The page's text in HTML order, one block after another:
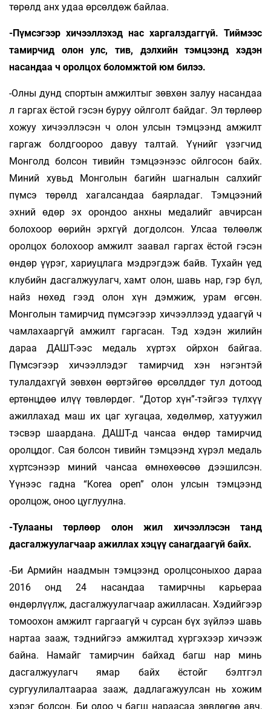
төрөлд анх удаа өрсөлдөж байлаа.
-Пүмсэгээр хичээллэхэд нас харгалз­даггүй. Тиймээс
тамирчид олон улс, тив, дэлхийн тэмцээнд хэдэн
насандаа ч орол­цох боломжтой юм билээ.
-Олны дунд спортын амжилтыг зөвхөн залуу насандаа
л гаргах ёстой гэсэн буруу ойлголт байдаг. Эл төрлөөр
хожуу хичээллэсэн ч олон улсын тэмцээнд амжилт
гаргаж болдгоороо давуу талтай. Үүнийг үзэгчид
Монголд болсон тивийн тэмцээнээс ойлгосон байх.
Миний хувьд Монголын багийн шагналын салхийг
пүмсэ төрөлд хагалсандаа баярладаг. Тэмцээний
эхний өдөр эх орондоо анхны медалийг авчирсан
болохоор өөрийн эрхгүй догдолсон. Улсаа төлөөлж
оролцох болохоор амжилт заавал гаргах ёстой гэсэн
өндөр үүрэг, хариуцлага мэдрэгдэж байв. Тухайн үед
клубийн дасгалжуулагч, хамт олон, шавь нар, гэр бүл,
найз нөхөд гээд олон хүн дэмжиж, урам өгсөн.
Монголын тамирчид пүмсэгээр хичээллээд удаагүй ч
чамлахааргүй амжилт гаргасан. Тэд хэдэн жилийн
дараа ДАШТ-ээс медаль хүртэх ойрхон байгаа.
Пүмсэгээр хичээллэдэг тамирчид хэн нэгэнтэй
тулалдахгүй зөвхөн өөртэйгөө өрсөлддөг тул дотоод
ертөнцдөө илүү төвлөрдөг. “Дотор хүн”-тэйгээ түлхүү
ажиллахад маш их цаг хугацаа, хөдөлмөр, хатуужил
тэсвэр шаардана. ДАШТ-д чансаа өндөр тамирчид
оролцдог. Сая болсон тивийн тэмцээнд хүрэл медаль
хүртсэнээр миний чансаа өмнөхөөсөө дээшилсэн.
Үүнээс гадна “Korea open” олон улсын тэмцээнд
оролцож, оноо цуглуулна.
-Тулааны төрлөөр олон жил хичээл­лэсэн танд
дасгалжуулагчаар ажиллах хэцүү санагдаагүй байх.
-Би Армийн наадмын тэмцээнд оролцсоныхоо дараа
2016 онд 24 насандаа тамирчны карьераа
өндөрлүүлж, дасгалжуулагчаар ажилласан. Хэдийгээр
томоохон амжилт гаргаагүй ч сурсан бүх зүйлээ шавь
нартаа зааж, тэднийгээ амжилтад хүргэхээр хичээж
байна. Намайг тамирчин байхад багш нар минь
дасгалжуулагч ямар байх ёстойг бэлтгэл
сургуулилалтаараа зааж, дадлагажуулсан нь хожим
хэрэг болсон. Би одоо ч багш нараасаа зөвлөгөө авч,